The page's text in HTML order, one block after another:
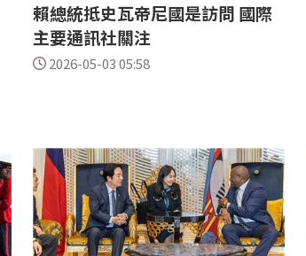
賴總統抵史瓦帝尼國是訪問 國際
主要通訊社關注
2026-05-03 05:58